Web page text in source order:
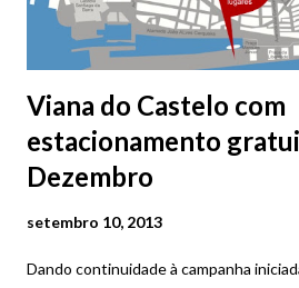
Viana do Castelo com
estacionamento
Dezembro
setembro 10, 2013
Dando continuidade à campanha